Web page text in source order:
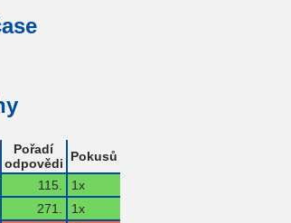
Pořadí
odpovědi
Pokusů
115.
1x
271.
1x